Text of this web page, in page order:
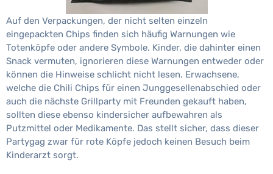
Auf den Verpackungen, der nicht selten einzeln
eingepackten Chips finden sich häufig Warnungen wie
Totenköpfe oder andere Symbole. Kinder, die dahinter einen
Snack vermuten, ignorieren diese Warnungen entweder oder
können die Hinweise schlicht nicht lesen. Erwachsene,
welche die Chili Chips für einen Junggesellenabschied oder
auch die nächste Grillparty mit Freunden gekauft haben,
sollten diese ebenso kindersicher aufbewahren als
Putzmittel oder Medikamente. Das stellt sicher, dass dieser
Partygag zwar für rote Köpfe jedoch keinen Besuch beim
Kinderarzt sorgt.